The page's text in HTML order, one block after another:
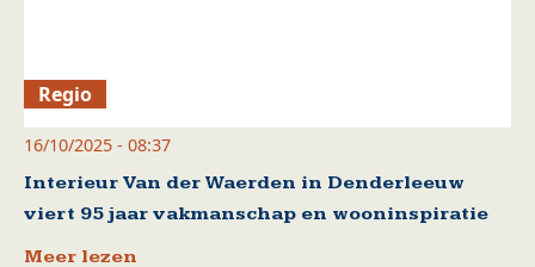
Regio
16/10/2025 - 08:37
Interieur Van der Waerden in Denderleeuw
viert 95 jaar vakmanschap en wooninspiratie
Meer lezen